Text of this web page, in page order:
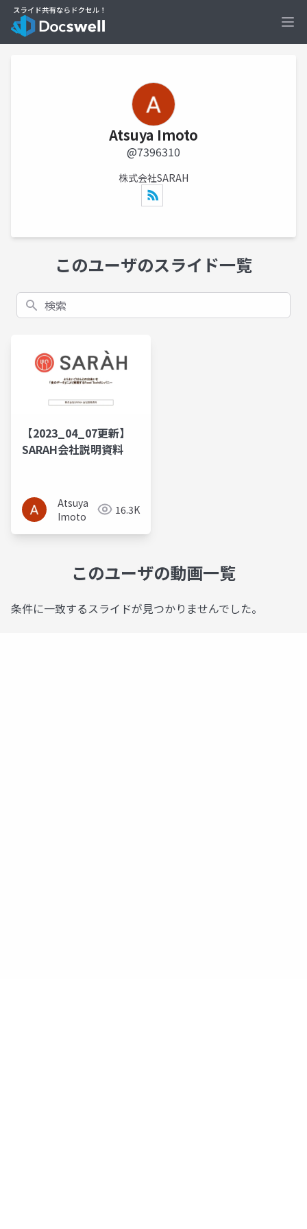
Atsuya Imoto
@7396310
株式会社SARAH
このユーザのスライド一覧
検索
【2023_04_07更新】
SARAH会社説明資料
Atsuya
Imoto
16.3K
このユーザの動画一覧
条件に一致するスライドが見つかりませんでした。